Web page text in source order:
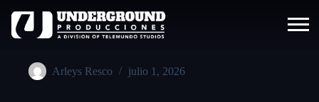
Arleys Resco julio 1, 2026